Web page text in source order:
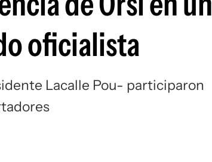
oficialista
Lacalle Pou- participaron